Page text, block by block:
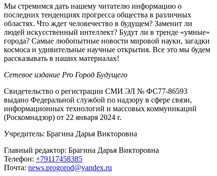
Мы стремимся дать нашему читателю информацию о
последних тенденциях прогресса общества в различных
областях. Что ждет человечество в будущем? Заменит ли
людей искусственный интеллект? Будут ли в тренде «умные»
города? Самые любопытные новости мировой науки, загадки
космоса и удивительные научные открытия. Все это мы будем
рассказывать в наших материалах!
Сетевое издание Pro Город Будущего
Свидетельство о регистрации СМИ ЭЛ № ФС77-86593
выдано Федеральной службой по надзору в сфере связи,
информационных технологий и массовых коммуникаций
(Роскомнадзор) от 22 января 2024 г.
Учредитель: Брагина Дарья Викторовна
Главный редактор: Брагина Дарья Викторовна
Телефон: +79117458385
Почта: news.progorod@yandex.ru